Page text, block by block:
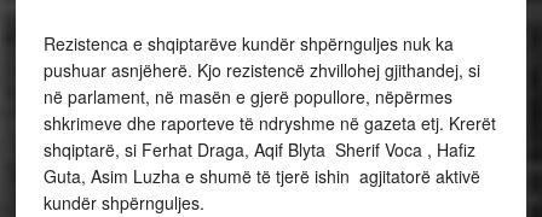
Rezistenca e shqiptarëve kundër shpërnguljes nuk ka
pushuar asnjëherë. Kjo rezistencë zhvillohej gjithandej, si
në parlament, në masën e gjerë popullore, nëpërmes
shkrimeve dhe raporteve të ndryshme në gazeta etj. Krerët
shqiptarë, si Ferhat Draga, Aqif Blyta Sherif Voca , Hafiz
Guta, Asim Luzha e shumë të tjerë ishin agjitatorë aktivë
kundër shpërnguljes.